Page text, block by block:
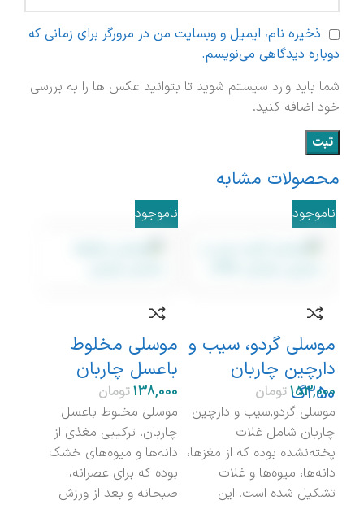
ذخیره نام، ایمیل و وبسایت من در مرورگر برای زمانی که
دوباره دیدگاهی می‌نویسم.
شما باید وارد سیستم شوید تا بتوانید عکس ها را به بررسی
خود اضافه کنید.
محصولات مشابه
ناموجود
موسلی گردو، سیب و
دارچین چاربان
250گ
تومان
موسلی گردو,سیب و دارچین
چاربان شامل غلات
پخته‌نشده بوده که از مغزها،
دانه‌ها، میوه‌ها و غلات
تشکیل شده است. این
ناموجود
موسلی مخلوط
باعسل چاربان
تومان
موسلی مخلوط باعسل
چاربان، ترکیبی مغذی از
دانه‌ها و میوه‌های خشک
بوده که برای عصرانه،
صبحانه و بعد از ورزش